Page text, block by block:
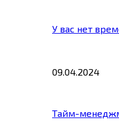
У вас нет
09.04.2024
Тайм-